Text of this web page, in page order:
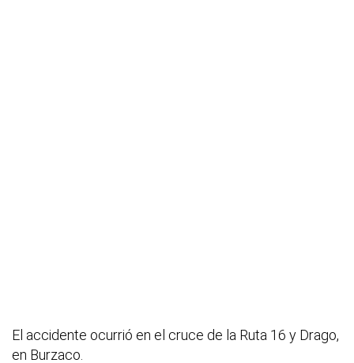
El accidente ocurrió en el cruce de la Ruta 16 y Drago,
en Burzaco.